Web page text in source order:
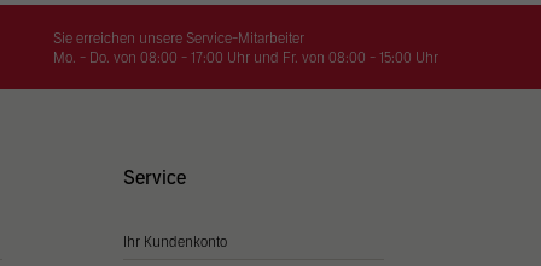
Sie erreichen unsere Service-Mitarbeiter
Mo. - Do. von 08:00 - 17:00 Uhr und Fr. von 08:00 - 15:00 Uhr
Service
Ihr Kundenkonto
Sie